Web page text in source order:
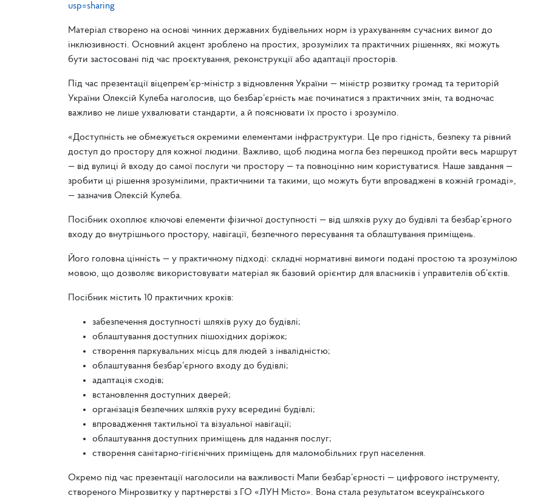
usp=sharing
Матеріал створено на основі чинних державних будівельних норм із урахуванням сучасних вимог до
інклюзивності. Основний акцент зроблено на простих, зрозумілих та практичних рішеннях, які можуть
бути застосовані під час проєктування, реконструкції або адаптації просторів.
Під час презентації віцепрем’єр-міністр з відновлення України — міністр розвитку громад та територій
України Олексій Кулеба наголосив, що безбар’єрність має починатися з практичних змін, та водночас
важливо не лише ухвалювати стандарти, а й пояснювати їх просто і зрозуміло.
«Доступність не обмежується окремими елементами інфраструктури. Це про гідність, безпеку та рівний
доступ до простору для кожної людини. Важливо, щоб людина могла без перешкод пройти весь маршрут
— від вулиці й входу до самої послуги чи простору — та повноцінно ним користуватися. Наше завдання —
зробити ці рішення зрозумілими, практичними та такими, що можуть бути впроваджені в кожній громаді»,
— зазначив Олексій Кулеба.
Посібник охоплює ключові елементи фізичної доступності — від шляхів руху до будівлі та безбар’єрного
входу до внутрішнього простору, навігації, безпечного пересування та облаштування приміщень.
Його головна цінність — у практичному підході: складні нормативні вимоги подані простою та зрозумілою
мовою, що дозволяє використовувати матеріал як базовий орієнтир для власників і управителів об’єктів.
Посібник містить 10 практичних кроків:
забезпечення доступності шляхів руху до будівлі;
облаштування доступних пішохідних доріжок;
створення паркувальних місць для людей з інвалідністю;
облаштування безбар’єрного входу до будівлі;
адаптація сходів;
встановлення доступних дверей;
організація безпечних шляхів руху всередині будівлі;
впровадження тактильної та візуальної навігації;
облаштування доступних приміщень для надання послуг;
створення санітарно-гігієнічних приміщень для маломобільних груп населення.
Окремо під час презентації наголосили на важливості Мапи безбар’єрності — цифрового інструменту,
створеного Мінрозвитку у партнерстві з ГО «ЛУН Місто». Вона стала результатом всеукраїнського